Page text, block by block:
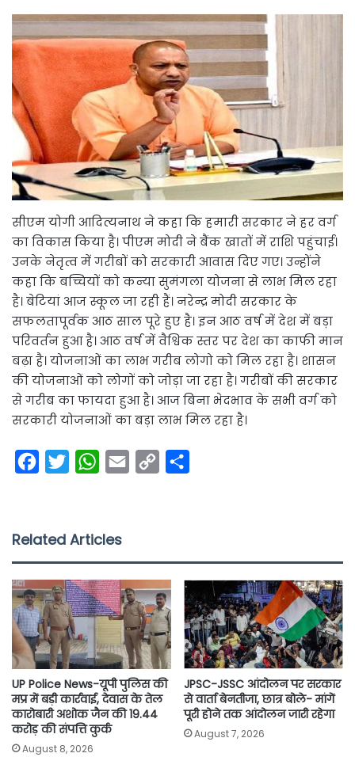
सीएम योगी आदित्यनाथ ने कहा कि हमारी सरकार ने हर वर्ग
का विकास किया है। पीएम मोदी ने बैंक खातों में राशि पहुंचाई।
उनके नेतृत्व में गरीबों को सरकारी आवास दिए गए। उन्होंने
कहा कि बच्चियों को कन्या सुमंगला योजना से लाभ मिल रहा
है। बेटियां आज स्कूल जा रही हैं। नरेन्द्र मोदी सरकार के
सफलतापूर्वक आठ साल पूरे हुए है। इन आठ वर्ष में देश में बड़ा
परिवर्तन हुआ है। आठ वर्ष में वैश्विक स्तर पर देश का काफी मान
बढ़ा है। योजनाओं का लाभ गरीब लोगो को मिल रहा है। शासन
की योजनाओं को लोगों को जोड़ा जा रहा है। गरीबों की सरकार
से गरीब का फायदा हुआ है। आज बिना भेदभाव के सभी वर्ग को
सरकारी योजनाओं का बड़ा लाभ मिल रहा है।
e
o
o
k
t
e
r
W
t
A
p
p
i
n
k
Related Articles
UP Police News-यूपी पुलिस की
मप्र में बड़ी कार्रवाई, देवास के तेल
कारोबारी अशोक जैन की 19.44
करोड़ की संपत्ति कुर्क
August 8, 2026
JPSC-JSSC आंदोलन पर सरकार
से वार्ता बेनतीजा, छात्र बोले- मांगें
पूरी होने तक आंदोलन जारी रहेगा
August 7, 2026